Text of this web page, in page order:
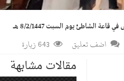
الشاطئ يوم السبت 8/2/1447 هـ
اضف تعليق 643 زيارة
مقالات مشابهة